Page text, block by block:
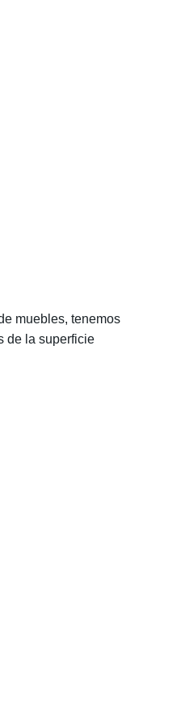
muebles, tenemos
de la superficie